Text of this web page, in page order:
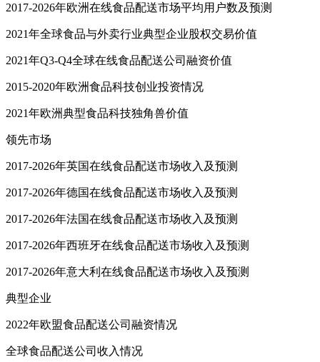
2017-2026年欧洲在线食品配送市场平均用户数及预测
2021年全球食品与外卖行业典型企业股权交易价值
2021年Q3-Q4全球在线食品配送公司融资价值
2015-2020年欧洲食品科技创业投资情况
2021年欧洲典型食品科技独角兽价值
领先市场
2017-2026年英国在线食品配送市场收入及预测
2017-2026年德国在线食品配送市场收入及预测
2017-2026年法国在线食品配送市场收入及预测
2017-2026年西班牙在线食品配送市场收入及预测
2017-2026年意大利在线食品配送市场收入及预测
典型企业
2022年欧盟食品配送公司融资情况
全球食品配送公司收入情况